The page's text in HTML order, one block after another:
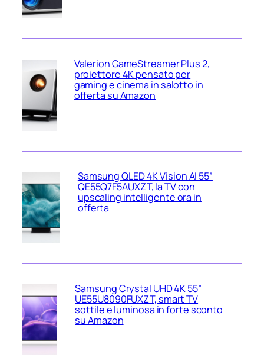
Valerion GameStreamer Plus 2,
proiettore 4K pensato per
gaming e cinema in salotto in
offerta su Amazon
Samsung QLED 4K Vision AI 55”
QE55Q7F5AUXZT, la TV con
upscaling intelligente ora in
offerta
Samsung Crystal UHD 4K 55”
UE55U8090FUXZT, smart TV
sottile e luminosa in forte sconto
su Amazon